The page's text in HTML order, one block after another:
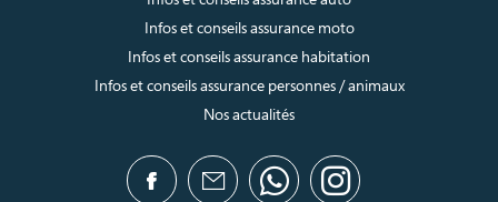
Infos et conseils assurance moto
Infos et conseils assurance habitation
Infos et conseils assurance personnes / animaux
Nos actualités